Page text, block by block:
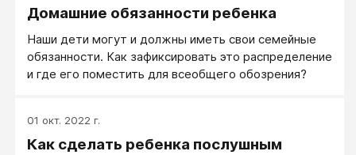
Домашние обязанности ребенка
Наши дети могут и должны иметь свои семейные
обязанности. Как зафиксировать это распределение
и где его поместить для всеобщего обозрения?
01 окт. 2022 г.
Как сделать ребенка послушным